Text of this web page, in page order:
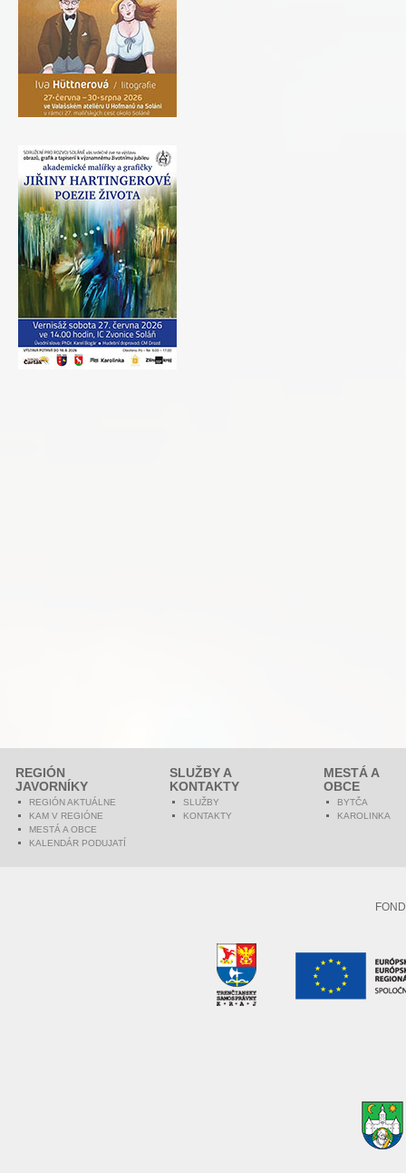
REGIÓN
JAVORNÍKY
REGIÓN AKTUÁLNE
KAM V REGIÓNE
MESTÁ A OBCE
KALENDÁR PODUJATÍ
SLUŽBY A
KONTAKTY
SLUŽBY
KONTAKTY
MESTÁ A
OBCE
BYTČA
KAROLINKA